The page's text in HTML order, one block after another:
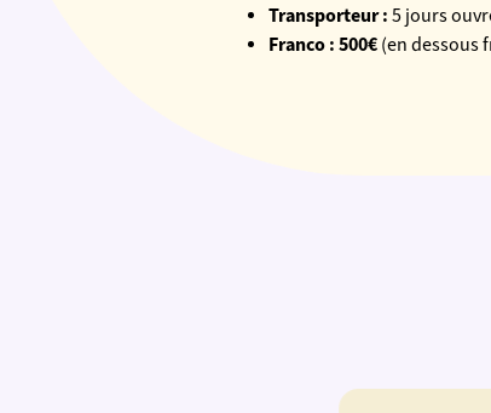
Transporteur : 5 jours
Franco : 500€(en dessous